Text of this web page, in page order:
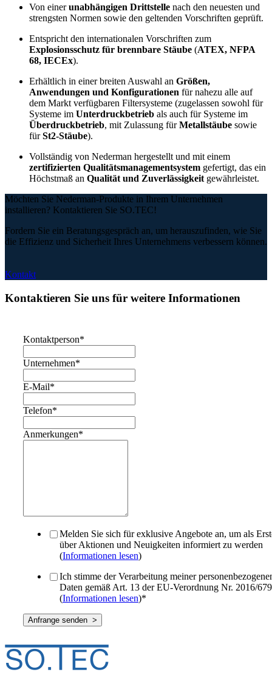
Von einerunabhängigen Drittstelle nach den neuesten und
strengsten Normen sowie den geltenden Vorschriften geprüft.
Entspricht den internationalen Vorschriften zum
Explosionsschutz für brennbare Stäube (ATEX, NFPA
68, IECEx).
Erhältlich in einer breiten Auswahl an Größen,
Anwendungen und Konfigurationen für nahezu alle auf
dem Markt verfügbaren Filtersysteme (zugelassen sowohl für
Systeme im Unterdruckbetrieb als auch für Systeme im
Überdruckbetrieb, mit Zulassung fürMetallstäube sowie
fürSt2-Stäube).
Vollständig von Nederman hergestellt und mit einem
zertifizierten Qualitätsmanagementsystem gefertigt, das ein
Höchstmaß an Qualität und Zuverlässigkeit gewährleistet.
Möchten Sie Nederman-Produkte in Ihrem Unternehmen
installieren? Kontaktieren Sie SO.TEC!
Fordern Sie ein Beratungsgespräch an, um herauszufinden, wie Sie
die Effizienz und Sicherheit Ihres Unternehmens verbessern können.
Kontakt
Kontaktieren Sie uns für weitere Informationen
Kontaktperson*
Unternehmen*
E-Mail*
Telefon*
Anmerkungen*
Melden Sie sich für exklusive Angebote an, um als
über Aktionen und Neuigkeiten informiert zu werden
(Informationen lesen)
Ich stimme der Verarbeitung meiner
Daten gemäß Art. 13 der EU-Verordnung Nr. 2016/679
(Informationen lesen)*